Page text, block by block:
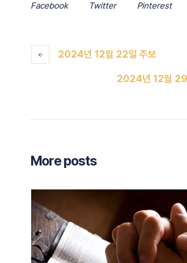
Facebook Twitter Pinterest
2024년 12월 22일 주보
2024년 12월 29
More posts